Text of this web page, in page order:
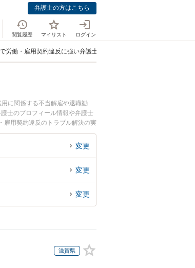
弁護士の方はこちら
閲覧履歴 マイリスト ログイン
労働・雇用契約違反に強い弁護士
に関係する不当解雇や退職勧
士のプロフィール情報や弁護士
雇用契約違反のトラブル解決の実
の相談者さんにおすすめです。
変更
変更
変更
滋賀県